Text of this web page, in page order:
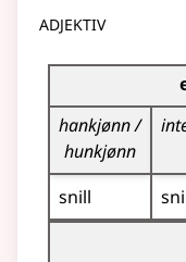
adjektiv
Bøyingstabell
hankjønn /
hunkjønn
snill
Bøyingstabell